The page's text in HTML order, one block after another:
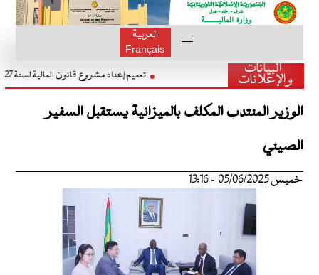
العربية
Français
البيانات
والإعلانات تعميم إعداد مشروع قانون المالية لسنة
الوزير المنتدب المكلف بالميزانية يستقبل السفير
الصيني
خميس 05/06/2025 - 13:16